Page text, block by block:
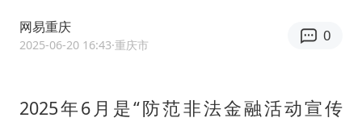
国足U17与阿森纳决赛取消 并列冠军
香港刷新1884年以来最高气温纪录
网易重庆
2025-06-20 16:43·重庆市
0
2025年6月是“防范非法金融活动宣传